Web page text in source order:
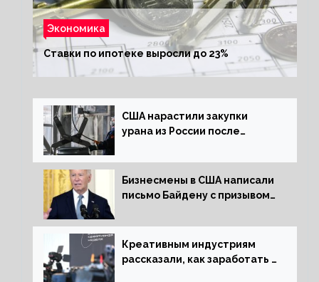
Экономика
Ставки по ипотеке выросли до 23%
США нарастили закупки
урана из России после
Бизнесмены в США написали
письмо Байдену с призывом
Креативным индустриям
рассказали, как заработать 2